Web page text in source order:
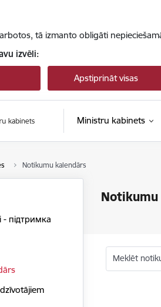
tā izmanto obligāti
izvēli:
Apstiprināt visas
Ministru kabinets
Notikumu kalendārs
підтримка
Meklēt